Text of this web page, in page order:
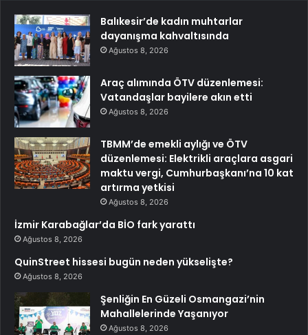
Balıkesir’de kadın muhtarlar
dayanışma kahvaltısında
Ağustos 8, 2026
Araç alımında ÖTV düzenlemesi:
Vatandaşlar bayilere akın etti
Ağustos 8, 2026
TBMM’de emekli aylığı ve ÖTV
düzenlemesi: Elektrikli araçlara asgari
maktu vergi, Cumhurbaşkanı’na 10 kat
artırma yetkisi
Ağustos 8, 2026
İzmir Karabağlar’da BİO fark yarattı
Ağustos 8, 2026
QuinStreet hissesi bugün neden yükselişte?
Ağustos 8, 2026
Şenliğin En Güzeli Osmangazi’nin
Mahallelerinde Yaşanıyor
Ağustos 8, 2026